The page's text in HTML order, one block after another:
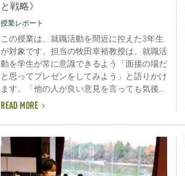
と戦略》
授業レポート
この授業は、就職活動を間近に控えた3年生
が対象です。担当の牧田幸裕教授は、就職活
動を学生が常に意識できるよう「面接の場だ
と思ってプレゼンをしてみよう」と語りかけ
ます。「他の人が良い意見を言っても気後...
READ MORE